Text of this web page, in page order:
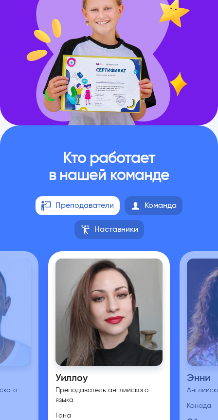
Кто работает
в нашей команде
Преподаватели Команда
Наставники
Уиллоу
Преподаватель английского
языка
Гана
Энни
Канада